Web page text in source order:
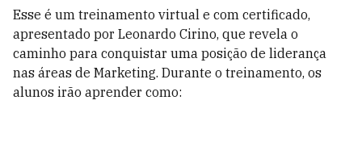
Esse é um treinamento virtual e com certificado,
apresentado por Leonardo Cirino, que revela o
caminho para conquistar uma posição de liderança
nas áreas de Marketing. Durante o treinamento, os
alunos irão aprender como: